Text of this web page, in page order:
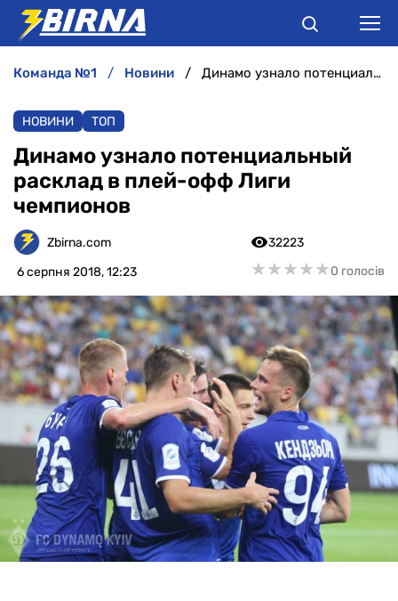
АНАЛІТИКА
ІНТЕРВ'Ю
РІЗНЕ
БУКМЕКЕРИ
команда №1 новини Динамо узнало потенциальный расклад в плей-офф Лиги чемпионов
НОВИНИ ТОП
Динамо узнало потенциальный
расклад в плей-офф Лиги
чемпионов
Zbirna.com
6 серпня 2018, 12:23
32223
★★★★★
★★★★★0 голосів